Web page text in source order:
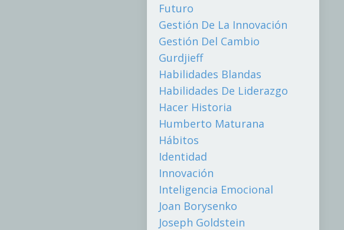
Futuro
Gestión De La Innovación
Gestión Del Cambio
Gurdjieff
Habilidades Blandas
Habilidades De Liderazgo
Hacer Historia
Humberto Maturana
Hábitos
Identidad
Innovación
Inteligencia Emocional
Joan Borysenko
Joseph Goldstein